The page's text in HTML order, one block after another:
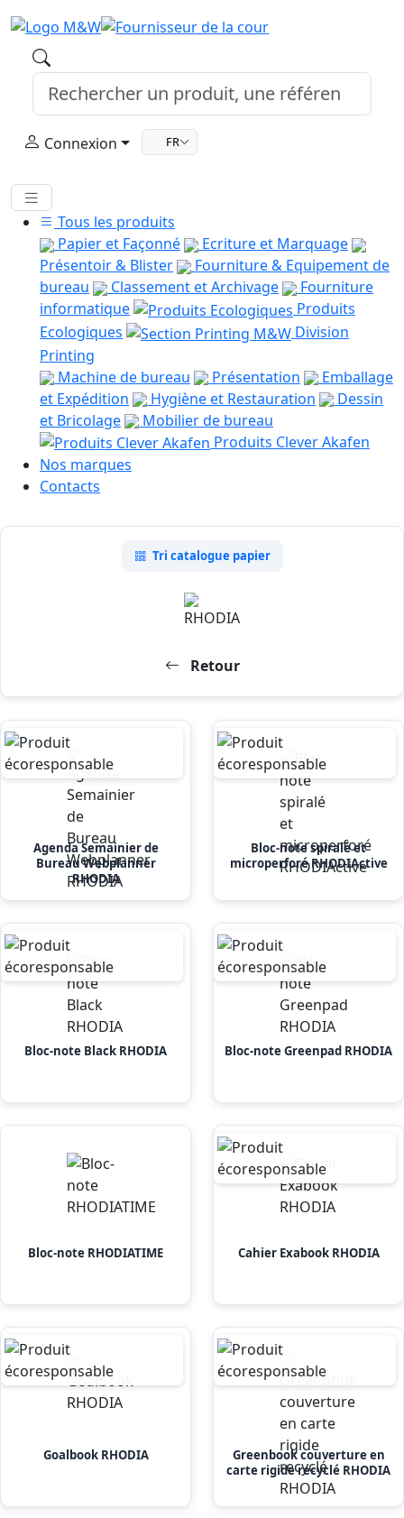
Connexion FR
Tous les produits
Papier et Façonné
Ecriture et Marquage
Présentoir & Blister
Fourniture & Equipement de
bureau
Classement et Archivage
Fourniture
informatique
Produits
Ecologiques
Division
Printing
Machine de bureau
Présentation
Emballage
et Expédition
Hygiène et Restauration
Dessin
et Bricolage
Mobilier de bureau
Produits Clever Akafen
Nos marques
Contacts
Tri catalogue papier
Retour
Agenda Semainier de
Bureau Webplanner
RHODIA
Bloc-note spiralé et
microperforé RHODIActive
Bloc-note Black RHODIA Bloc-note Greenpad RHODIA
Bloc-note RHODIATIME Cahier Exabook RHODIA
Goalbook RHODIA
Greenbook couverture en
carte rigide recyclé RHODIA